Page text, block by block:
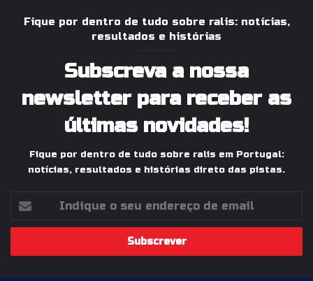
Fique por dentro de tudo sobre ralis: notícias,
resultados e histórias
Subscreva a nossa
newsletter para receber as
últimas novidades!
Fique por dentro de tudo sobre ralis em Portugal:
notícias, resultados e histórias direto das pistas.
seu
de